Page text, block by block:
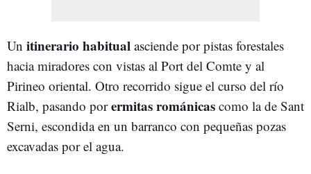
Un itinerario habitual asciende por pistas forestales
hacia miradores con vistas al Port del Comte y al
Pirineo oriental. Otro recorrido sigue el curso del río
Rialb, pasando porermitas románicas como la de Sant
Serni, escondida en un barranco con pequeñas pozas
excavadas por el agua.